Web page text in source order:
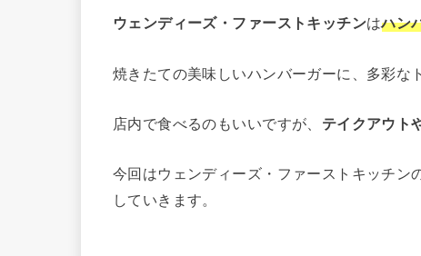
ウェンディーズ・ファーストキッチンはハン
焼きたての美味しいハンバーガーに、多彩な
店内で食べるのもいいですが、 テイクアウト
今回はウェンディーズ・ファーストキッチン
していきます。